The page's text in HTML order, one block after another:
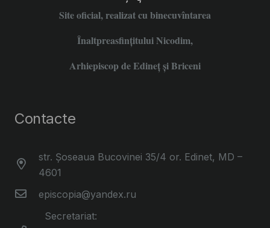
Site oficial, realizat cu binecuvîntarea
Înaltpreasfințitului Nicodim,
Arhiepiscop de Edineţ şi Briceni
Contacte
str. Șoseaua Bucovinei 35/4 or. Edinet, MD –
4601
episcopia@yandex.ru
Secretariat: